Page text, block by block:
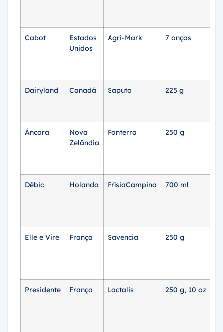
Cabot
Estados
Unidos
Agri-Mark 7 onças
Dairyland Canadá Saputo 225 g
Âncora
Nova
Zelândia
Fonterra 250 g
Débic Holanda FrísiaCampina 700 ml
Elle e Vire França Savencia 250 g
Presidente França Lactalis 250 g, 10 oz